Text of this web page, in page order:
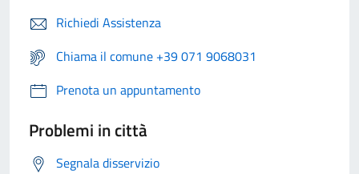
Richiedi Assistenza
Chiama il comune +39 071 9068031
Prenota un appuntamento
Problemi in città
Segnala disservizio